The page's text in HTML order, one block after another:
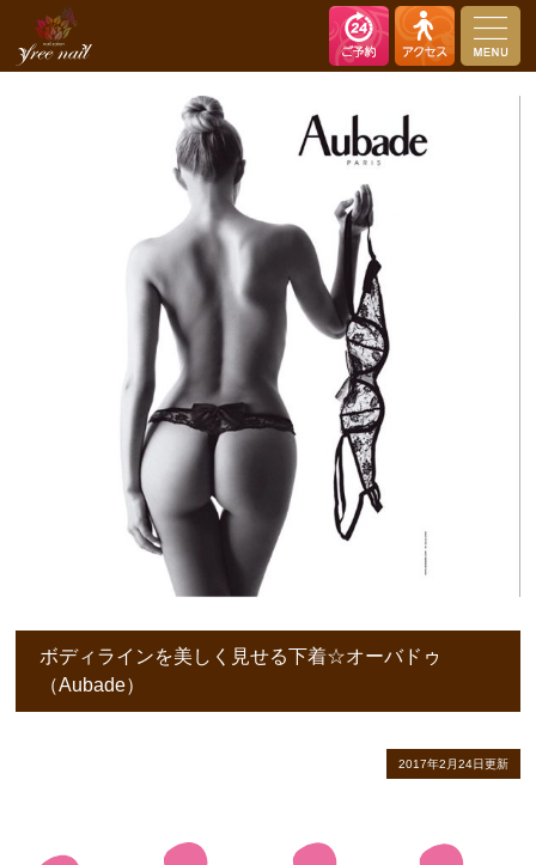
nail salon free nail（ネイルサロン フリーネイル）
ボディラインを美しく見せる下着☆オーバドゥ
（Aubade）
2017年2月24日更新